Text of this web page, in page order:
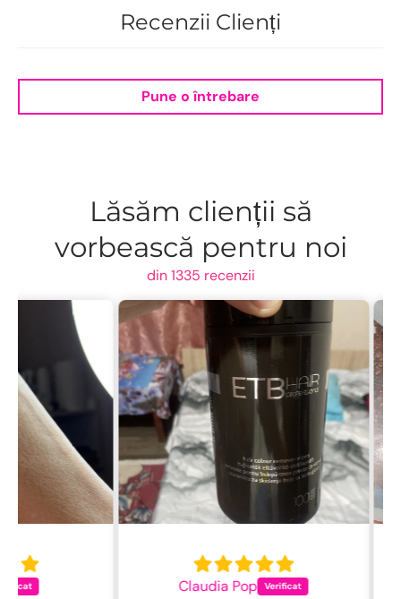
Recenzii Clienți
Pune o întrebare
Lăsăm clienții să
vorbească pentru noi
din 1335 recenzii
Claudia Pop